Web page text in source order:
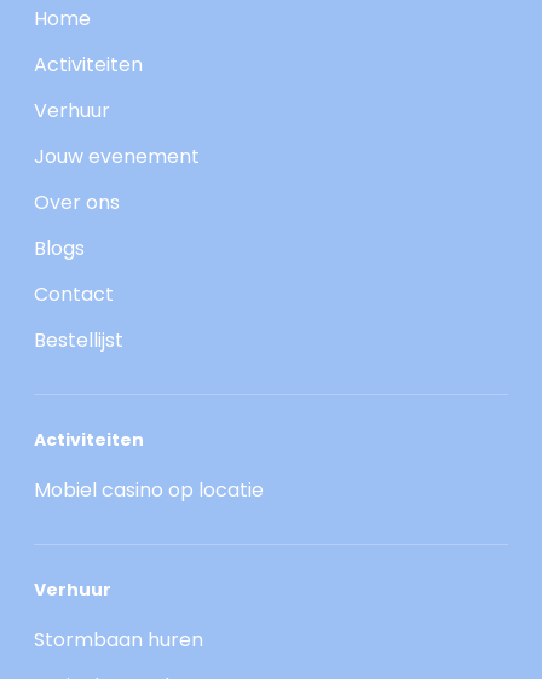
Home
Activiteiten
Verhuur
Jouw evenement
Over ons
Blogs
Contact
Bestellijst
Activiteiten
Mobiel casino op locatie
Verhuur
Stormbaan huren